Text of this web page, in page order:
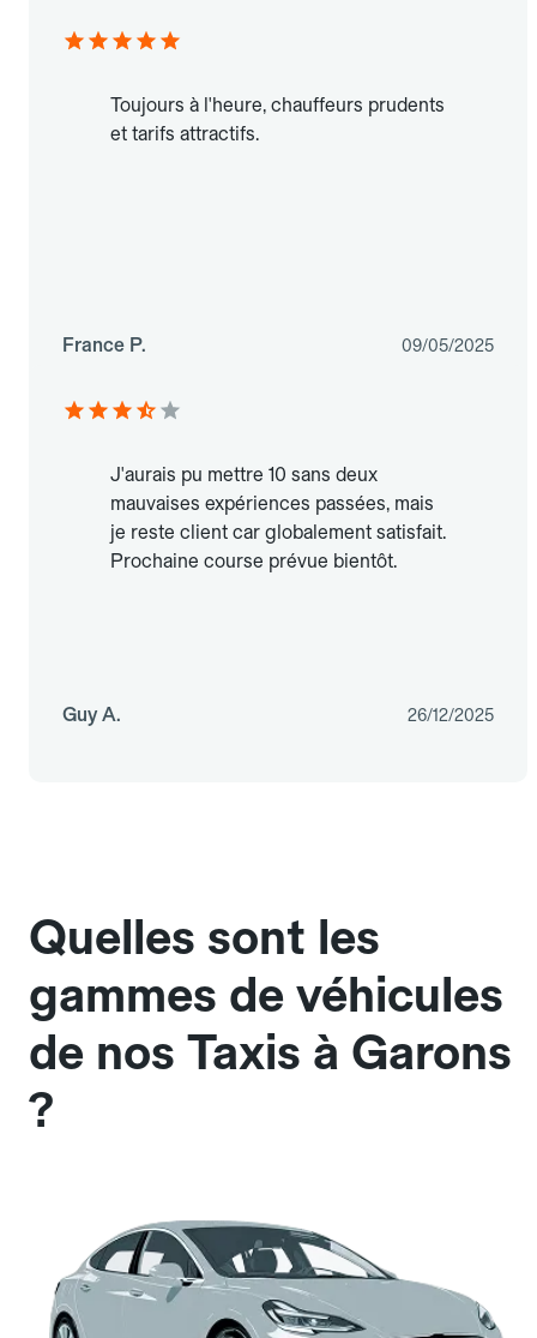
Toujours à l'heure, chauffeurs prudents
et tarifs attractifs.
France P. 09/05/2025
J'aurais pu mettre 10 sans deux
mauvaises expériences passées, mais
je reste client car globalement satisfait.
Prochaine course prévue bientôt.
Guy A. 26/12/2025
Quelles sont les
gammes de véhicules
de nos Taxis à Garons
?